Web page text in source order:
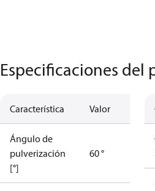
Especificaciones del
Característica Valor
Ángulo de
pulverización
[°]
60 °